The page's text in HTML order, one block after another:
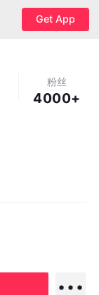
Get App
粉丝
4000+